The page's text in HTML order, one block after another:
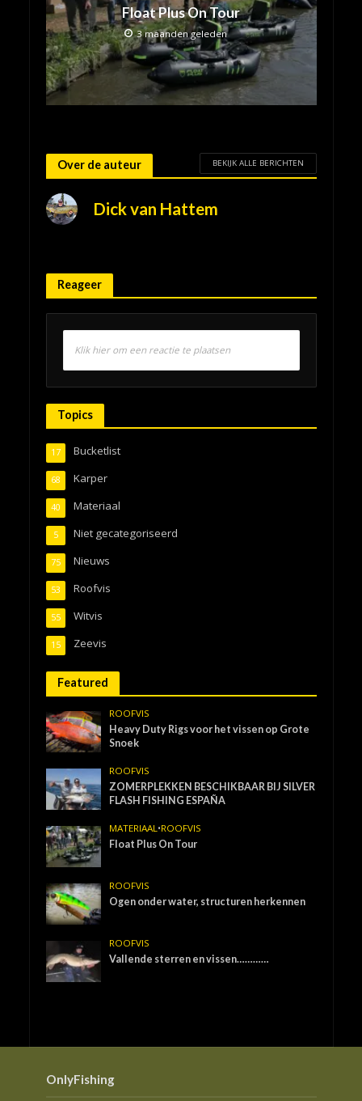
Float Plus On Tour
3 maanden geleden
Over de auteur BEKIJK ALLE BERICHTEN
Dick van Hattem
Reageer
Klik hier om een reactie te plaatsen
Topics
Bucketlist
17
Karper
68
Materiaal
40
Niet gecategoriseerd
5
Nieuws
75
Roofvis
53
Witvis
55
Zeevis
15
Featured
ROOFVIS
Heavy Duty Rigs voor het vissen op Grote
Snoek
ROOFVIS
ZOMERPLEKKEN BESCHIKBAAR BIJ SILVER
FLASH FISHING ESPAÑA
MATERIAAL •ROOFVIS
Float Plus On Tour
ROOFVIS
Ogen onder water, structuren herkennen
ROOFVIS
Vallende sterren en vissen…………
OnlyFishing